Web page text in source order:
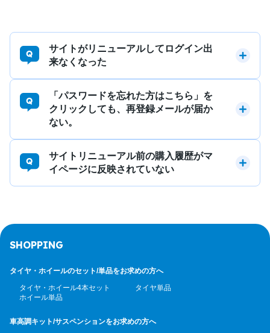
サイトがリニューアルしてログイン出
来なくなった
「パスワードを忘れた方はこちら」を
クリックしても、再登録メールが届か
ない。
サイトリニューアル前の購入履歴がマ
イページに反映されていない
SHOPPING
タイヤ・ホイールのセット/単品をお求めの方へ
タイヤ・ホイール4本セット
タイヤ単品
ホイール単品
車高調キット/サスペンションをお求めの方へ